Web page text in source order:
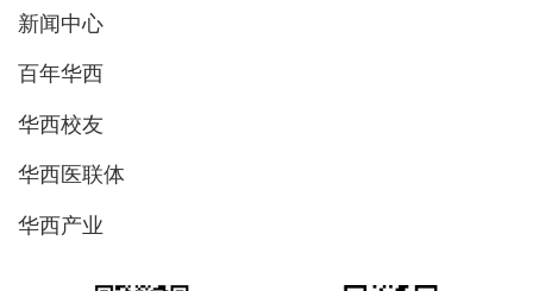
新闻中心
百年华西
华西校友
华西医联体
华西产业